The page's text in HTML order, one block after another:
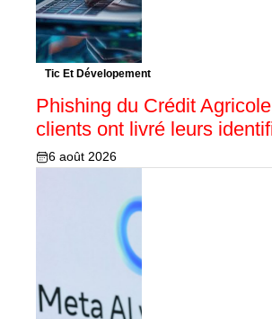
Tic Et Dévelopement
Phishing du Crédit
clients ont livré leurs
6 août 2026